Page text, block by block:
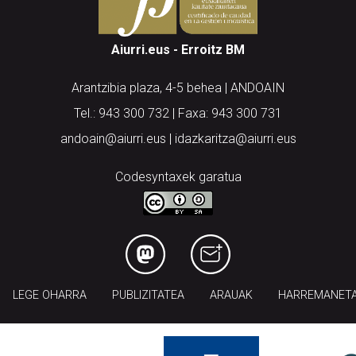
Aiurri.eus - Erroitz BM
Arantzibia plaza, 4-5 behea | ANDOAIN
Tel.: 943 300 732 | Faxa: 943 300 731
andoain@aiurri.eus | idazkaritza@aiurri.eus
Codesyntaxek garatua
LEGE OHARRA PUBLIZITATEA ARAUAK